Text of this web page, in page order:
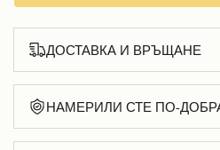
ДОСТАВКА И ВРЪЩАНЕ
НАМЕРИЛИ СТЕ ПО-